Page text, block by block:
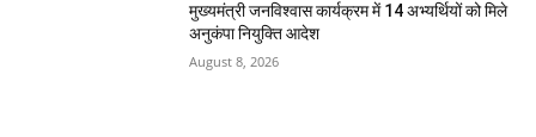
मुख्यमंत्री जनविश्वास कार्यक्रम में 14 अभ्यर्थियों को मिले
अनुकंपा नियुक्ति आदेश
August 8, 2026